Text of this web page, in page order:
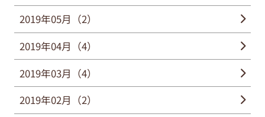
2019年05月（2）
2019年04月（4）
2019年03月（4）
2019年02月（2）